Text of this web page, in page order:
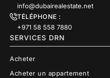
info@dubairealestate.net
TÉLÉPHONE :
+971 58 558 7880
SERVICES DRN
Acheter
Acheter un appartement